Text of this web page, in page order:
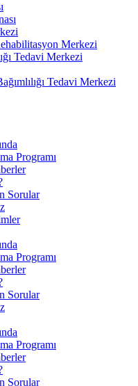
Merkezi
Tedavi Merkezi
Tedavi Merkezi
Programı
Sorular
Programı
Sorular
Programı
Sorular